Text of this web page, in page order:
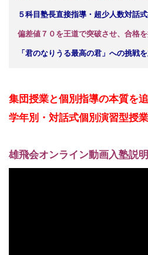
５科目塾長直接指導・超少人数対話
偏差値７０を王道で突破させ、合格を
「君のなりうる最高の君」への挑戦
集団授業と個別指導の本質を
学年別・対話式個別演習型授業
雄飛会オンライン動画入塾説明